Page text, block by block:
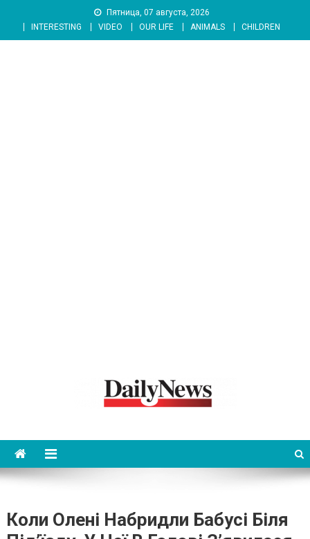
content
Пятница, 07 августа, 2026
INTERESTING
VIDEO OUR LIFE ANIMALS CHILDREN
Коли Олені Набридли Бабусі Біля